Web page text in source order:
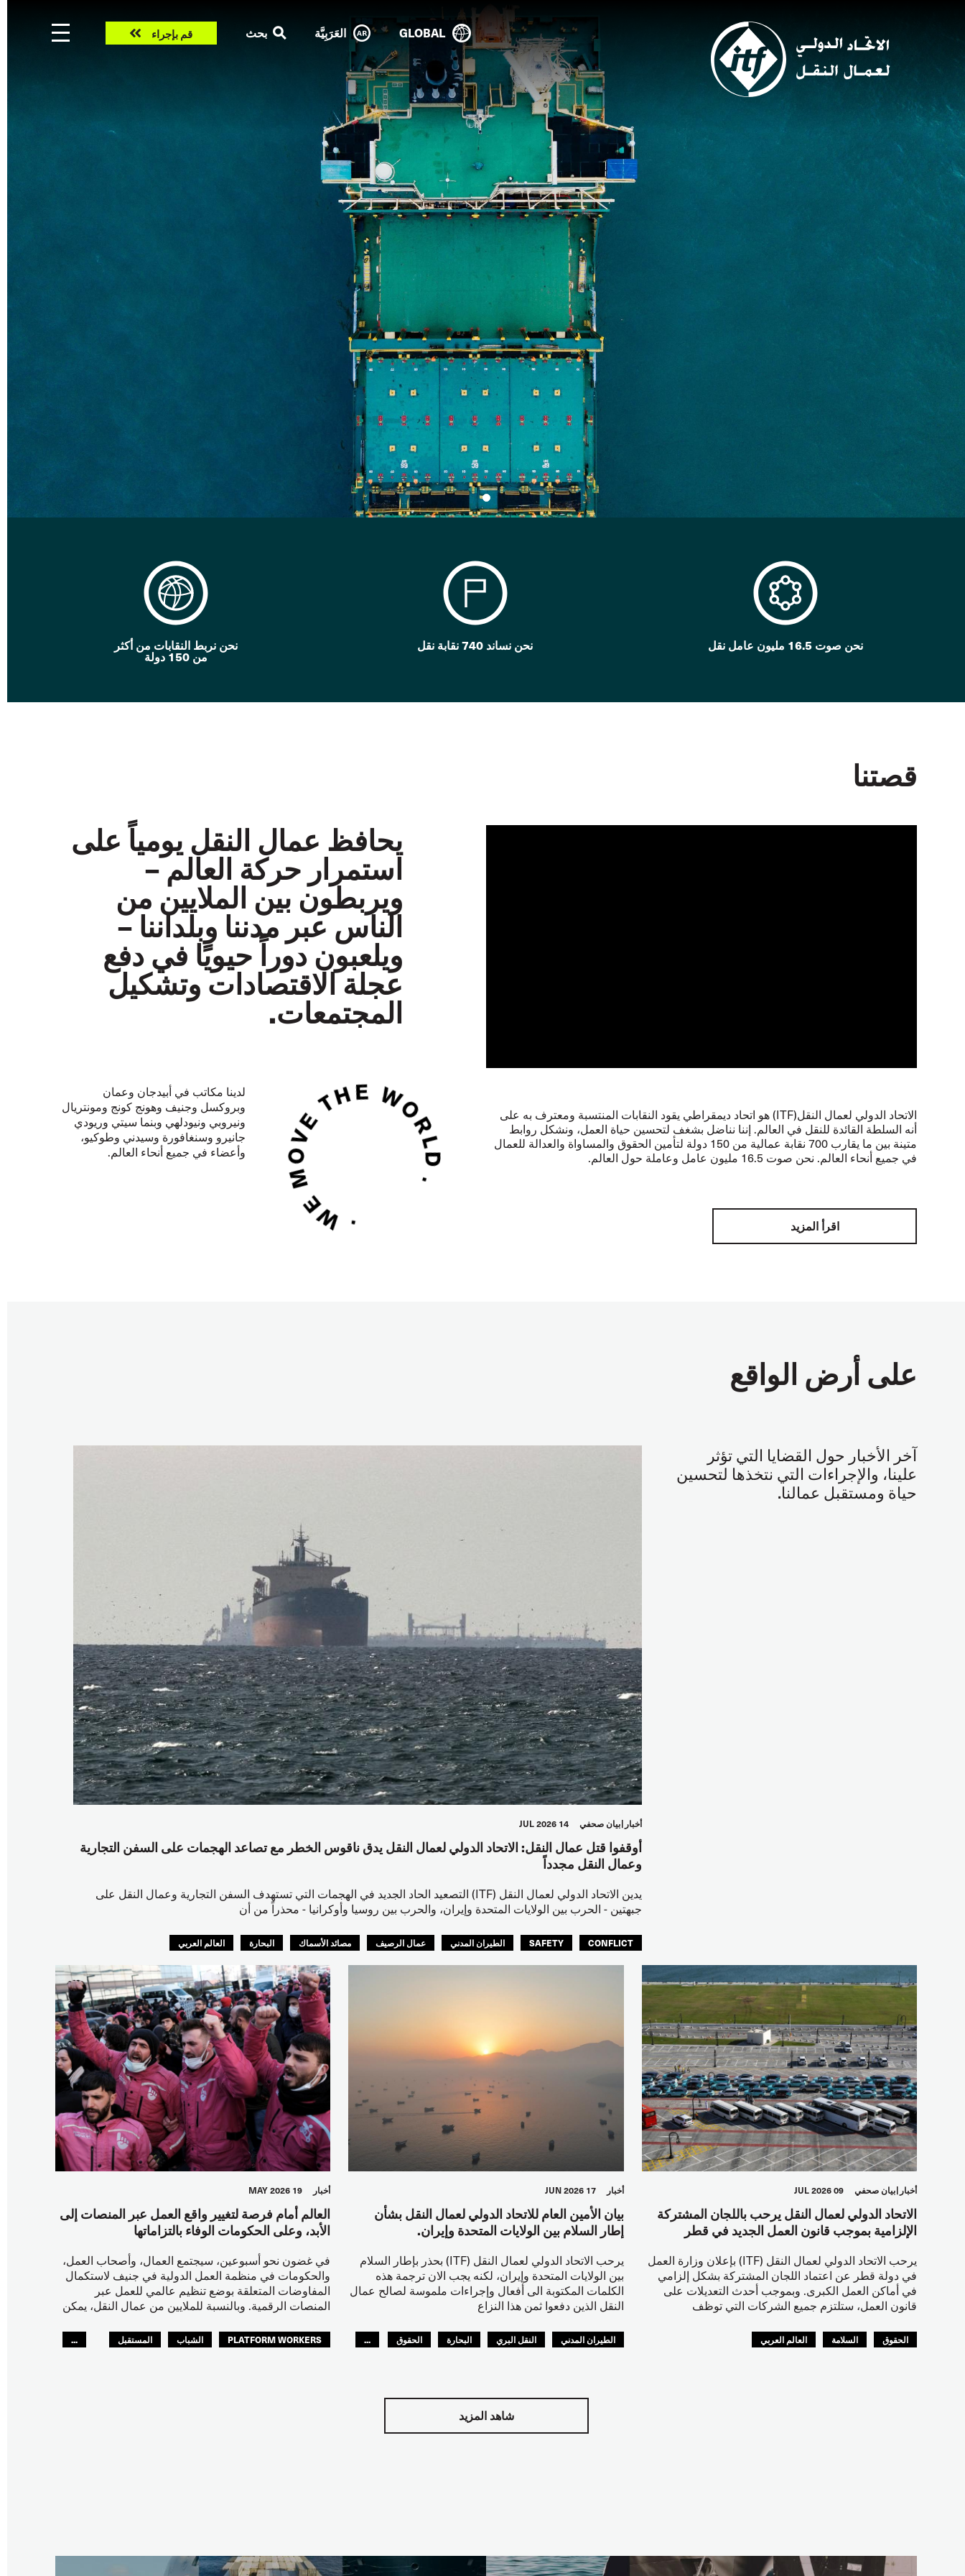
GLOBAL العَرَبِيَّة بحث
Takeقم بإجراء
نحن صوت 16.5 مليون عامل نقل نحن نساند 740 نقابة نقل نحن نربط النقابات من أكثر
من 150 دولة
قصتنا
الاتحاد الدولي لعمال النقل(ITF) هو اتحاد ديمقراطي يقود النقابات المنتسبة ومعترف به على
أنه السلطة القائدة للنقل في العالم. إننا نناضل بشغف لتحسين حياة العمل، ونشكل روابط
متينة بين ما يقارب 700 نقابة عمالية من 150 دولة لتأمين الحقوق والمساواة والعدالة للعمال
في جميع أنحاء العالم. نحن صوت 16.5 مليون عامل وعاملة حول العالم.
اقرأ المزيد
يحافظ عمال النقل يومياً على
استمرار حركة العالم–
ويربطون بين الملايين من
الناس عبر مدننا وبلداننا –
ويلعبون دوراً حيويًا في دفع
عجلة الاقتصادات وتشكيل
المجتمعات.
لدينا مكاتب في أبيدجان وعمان
وبروكسل وجنيف وهونج كونج ومونتريال
ونيروبي ونيودلهي وبنما سيتي وريودي
جانيرو وسنغافورة وسيدني وطوكيو،
وأعضاء في جميع أنحاء العالم.
على أرض الواقع
آخر الأخبار حول القضايا التي تؤثر
علينا، والإجراءات التي نتخذها لتحسين
حياة ومستقبل عمالنا.
أخبار بيان صحفي 14 JUL 2026
أوقفوا قتل عمال النقل: الاتحاد الدولي لعمال النقل يدق ناقوس الخطر مع تصاعد الهجمات على السفن التجارية
وعمال النقل مجدداً
يدين الاتحاد الدولي لعمال النقل (ITF) التصعيد الحاد الجديد في الهجمات التي تستهدف السفن التجارية وعمال النقل على
جبهتين - الحرب بين الولايات المتحدة وإيران، والحرب بين روسيا وأوكرانيا - محذراً من أن
CONFLICT
SAFETY الطيران المدني عمال الرصيف مصائد الأسماك البحارة العالم العربي
أخبار بيان صحفي 09 JUL 2026
الاتحاد الدولي لعمال النقل يرحب باللجان المشتركة
الإلزامية بموجب قانون العمل الجديد في قطر
يرحب الاتحاد الدولي لعمال النقل (ITF) بإعلان وزارة العمل
في دولة قطر عن اعتماد اللجان المشتركة بشكل إلزامي
في أماكن العمل الكبرى. وبموجب أحدث التعديلات على
قانون العمل، ستلتزم جميع الشركات التي توظف
الحقوق السلامة العالم العربي
أخبار 17 JUN 2026
بيان الأمين العام للاتحاد الدولي لعمال النقل بشأن
إطار السلام بين الولايات المتحدة وإيران.
يرحب الاتحاد الدولي لعمال النقل (ITF) بحذر بإطار السلام
بين الولايات المتحدة وإيران، لكنه يجب الان ترجمة هذه
الكلمات المكتوبة الى أفعال وإجراءات ملموسة لصالح عمال
النقل الذين دفعوا ثمن هذا النزاع
الطيران المدني النقل البري البحارة
الحقوق
...
أخبار 19 MAY 2026
العالم أمام فرصة لتغيير واقع العمل عبر المنصات إلى
الأبد، وعلى الحكومات الوفاء بالتزاماتها
في غضون نحو أسبوعين، سيجتمع العمال، وأصحاب العمل،
والحكومات في منظمة العمل الدولية في جنيف لاستكمال
المفاوضات المتعلقة بوضع تنظيم عالمي للعمل عبر
المنصات الرقمية. وبالنسبة للملايين من عمال النقل، يمكن
PLATFORM WORKERS الشباب
المستقبل
...
شاهد المزيد